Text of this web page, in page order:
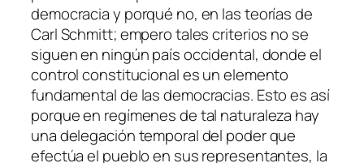
democracia y porqué no, en las teorías de
Carl Schmitt; empero tales criterios no se
siguen en ningún país occidental, donde el
control constitucional es un elemento
fundamental de las democracias. Esto es así
porque en regímenes de tal naturaleza hay
una delegación temporal del poder que
efectúa el pueblo en sus representantes, la